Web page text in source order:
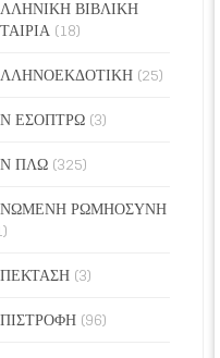
ΒΙΒΛΙΚΗ
(18)
(25)
ΕΣΟΠΤΡΩ (3)
ΠΛΩ (325)
ΡΩΜΗΟΣΥΝΗ
(3)
(96)